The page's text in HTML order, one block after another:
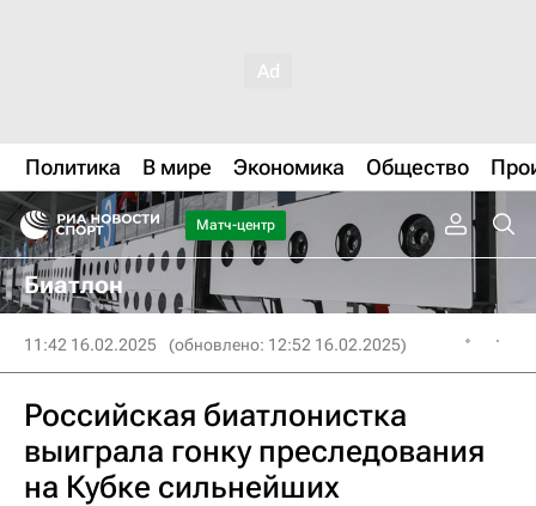
Политика В мире Экономика Общество
Матч-центр
Биатлон
11:42 16.02.2025 (обновлено: 12:52 16.02.2025)
Российская биатлонистка
выиграла гонку преследования
на Кубке сильнейших